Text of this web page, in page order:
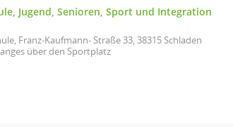
Jugend, Senioren, Sport und Integration
Franz-Kaufmann- Straße 33, 38315 Schladen
über den Sportplatz